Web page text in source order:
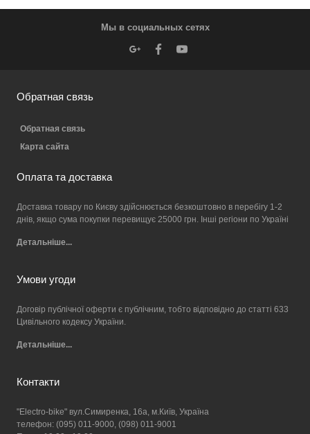
Мы в социальных сетях
Обратная связь
Обратная связь
Карта сайта
Оплата та доставка
Доставка товару по Києву здійснюється безкоштовно в перебігу 1-2
днів, якщо сума покупки перевищує 25000 грн. Інші регіони по Україні
Детальніше...
Умови угоди
Договір публічної оферти є публічним, тобто відповідно до статті 633
Цивільного кодексу України.
Детальніше...
Контакти
"Electro-bike" вул.Симиренка, 16а, м.Київ, Україна
телефон: (095) 011-9000, (098) 011-9001